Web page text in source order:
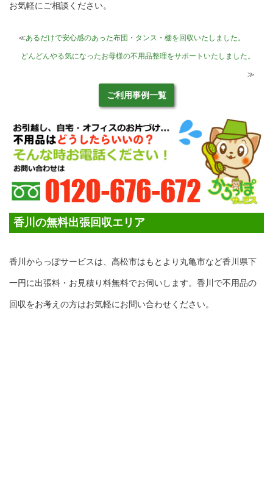
お気軽にご相談ください。
≪あるだけで安心感のあった布団・タンス・棚を回収いたしました。
どんどんやる気になったお母様の不用品整理をサポートいたしました。
≫
ご利用事例一覧
香川の無料出張回収エリア
香川からっぽサービスは、高松市はもとより丸亀市など香川県下
一円に出張料・お見積り料無料でお伺いします。香川で不用品の
回収をお考えの方はお気軽にお問い合わせください。